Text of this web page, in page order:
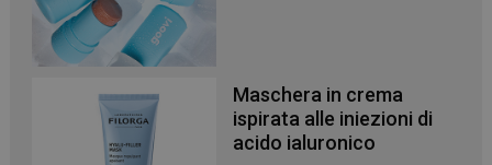
Maschera in crema
ispirata alle iniezioni di
acido ialuronico